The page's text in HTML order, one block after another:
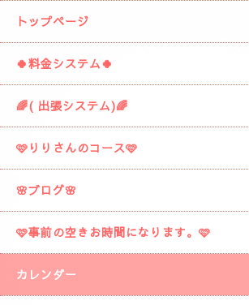
トップページ
🍀料金システム🍀
🌈( 出張システム)🌈
🩷りりさんのコース🩷
🌸ブログ🌸
🩷事前の空きお時間になります。🩷
カレンダー